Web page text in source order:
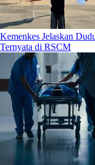
Kemenkes Jelaskan
Ternyata di RSCM